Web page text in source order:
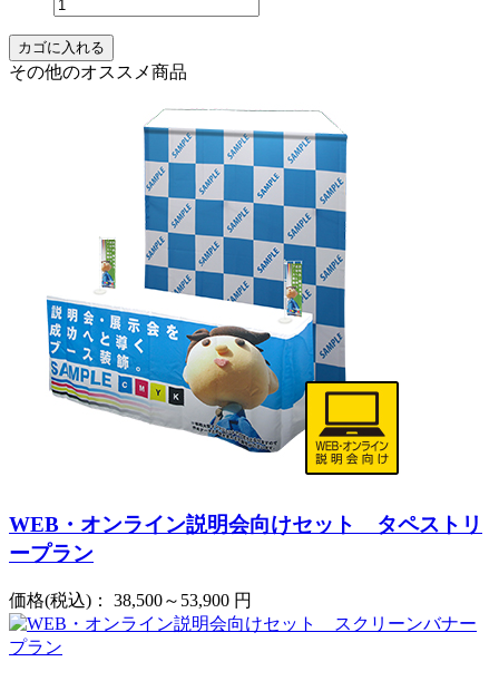
その他のオススメ商品
WEB・オンライン説明会向けセット タペストリ
ープラン
価格(税込)： 38,500～53,900 円